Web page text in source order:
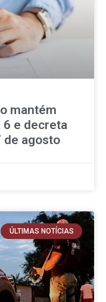
mantém
e decreta
de agosto
ÚLTIMAS NOTÍCIAS